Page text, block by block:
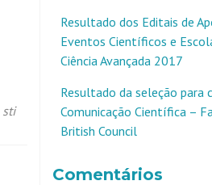
sti
Resultado dos Editais de
Eventos Científicos e
Ciência Avançada 2017
Resultado da seleção para
Comunicação Científica –
British Council
Comentários